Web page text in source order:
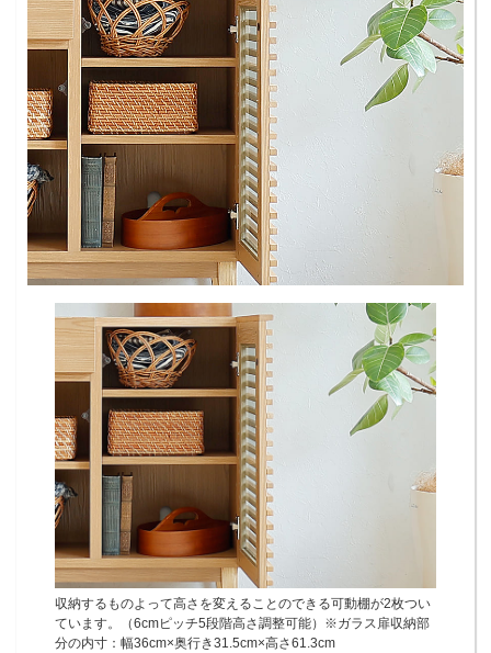
収納するものよって高さを変えることのできる可動棚が2枚つい
ています。（6cmピッチ5段階高さ調整可能）※ガラス扉収納部
分の内寸：幅36cm×奥行き31.5cm×高さ61.3cm